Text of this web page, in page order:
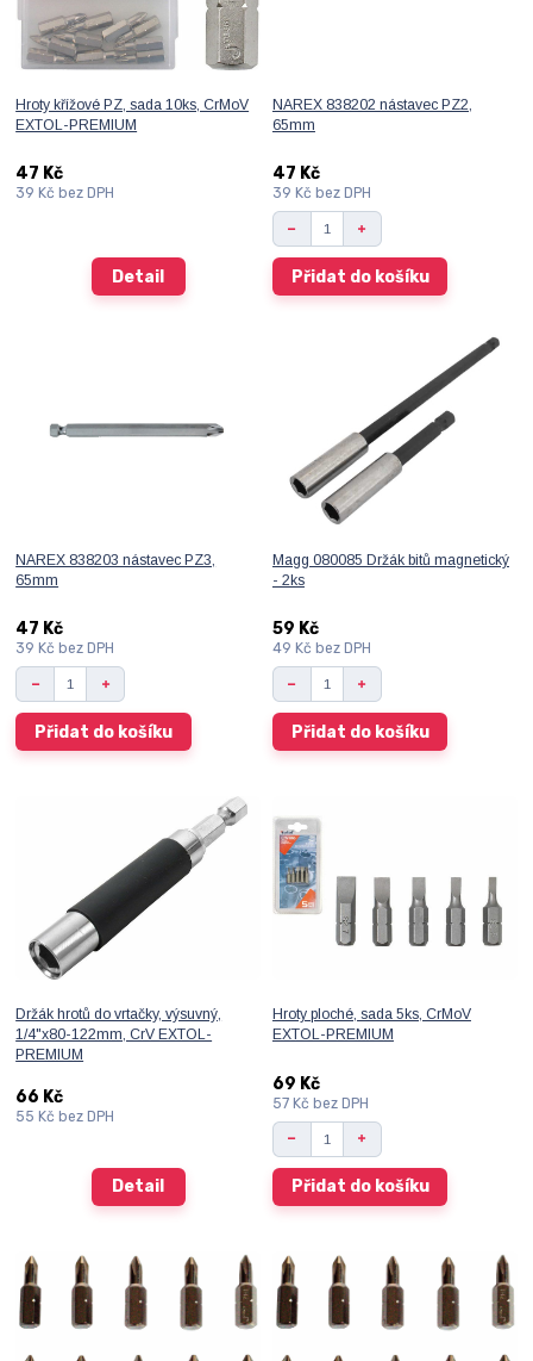
Hroty křížové PZ, sada 10ks, CrMoV
EXTOL-PREMIUM
47 Kč
39 Kč bez DPH
Detail
NAREX 838202 nástavec PZ2,
65mm
47 Kč
39 Kč bez DPH
Přidat do košíku
NAREX 838203 nástavec PZ3,
65mm
47 Kč
39 Kč bez DPH
Přidat do košíku
Magg 080085 Držák bitů magnetický
- 2ks
59 Kč
49 Kč bez DPH
Přidat do košíku
Držák hrotů do vrtačky, výsuvný,
1/4"x80-122mm, CrV EXTOL-
PREMIUM
66 Kč
55 Kčbez DPH
Detail
Hroty ploché, sada 5ks, CrMoV
EXTOL-PREMIUM
69 Kč
57 Kč bez DPH
Přidat do košíku